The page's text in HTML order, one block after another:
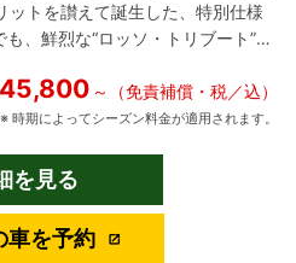
ットを讃えて誕生した、特別仕様
、鮮烈な“ロッソ・トリブート”の
ン・マヌエル・ファンジオへのオ
放ちます。 インテリアには、最高
用し、レッドステッチやカーボン
45,800 ～（免責補償・税／込）
※ 時期によってシーズン料金が適用されます。
を見る
車を予約